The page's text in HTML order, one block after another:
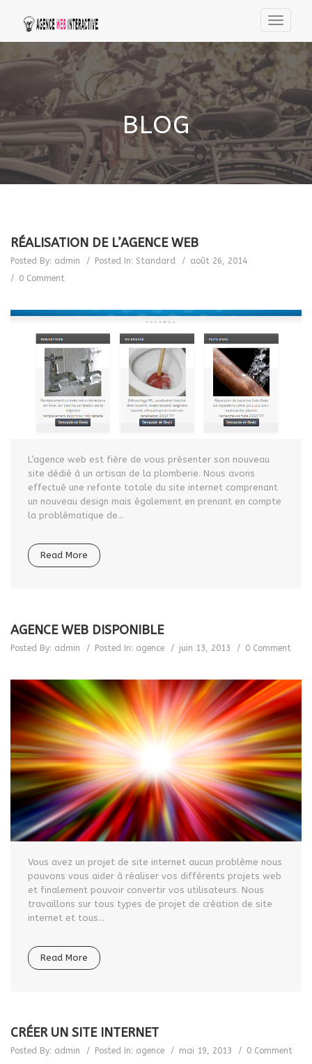
BLOG
RÉALISATION DE L’AGENCE WEB
Posted By: admin Posted In: Standard
août 26, 2014
0 Comment
L’agence web est fière de vous présenter son nouveau
site dédié à un artisan de la plomberie. Nous avons
effectué une refonte totale du site internet comprenant
un nouveau design mais également en prenant en compte
la problématique de...
Read More
AGENCE WEB DISPONIBLE
Posted By: admin Posted In: agence juin 13, 2013 0 Comment
Vous avez un projet de site internet aucun problème nous
pouvons vous aider à réaliser vos différents projets web
et finalement pouvoir convertir vos utilisateurs. Nous
travaillons sur tous types de projet de création de site
internet et tous...
Read More
CRÉER UN SITE INTERNET
Posted By: admin Posted In: agence mai 19, 2013 0 Comment